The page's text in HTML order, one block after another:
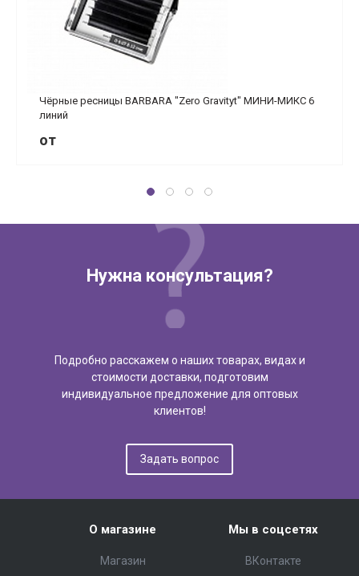
Чёрные ресницы BARBARA "Zero Gravityt" МИНИ-МИКС 6
линий
от
Нужна консультация?
Подробно расскажем о наших товарах, видах и
стоимости доставки, подготовим
индивидуальное предложение для оптовых
клиентов!
Задать вопрос
О магазине
Магазин
Мы в соцсетях
ВКонтакте